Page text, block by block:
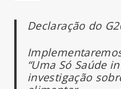
Declaração do
“Uma Só Saúde i
investigação